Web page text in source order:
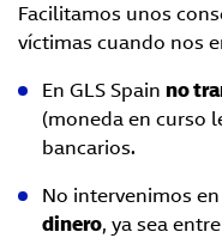
Facilitamos unos
víctimas cuando nos
En GLS Spain no
(moneda en curso
bancarios.
No intervenimos en
dinero, ya sea